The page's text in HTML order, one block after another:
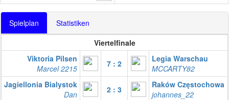
Spielplan
Statistiken
Viertelfinale
Viktoria Pilsen
Marcel 2215
7 : 2
Legia Warschau
MCCARTY82
Jagiellonia Bialystok
Dan
2 : 3
Raków Częstochowa
johannes_22